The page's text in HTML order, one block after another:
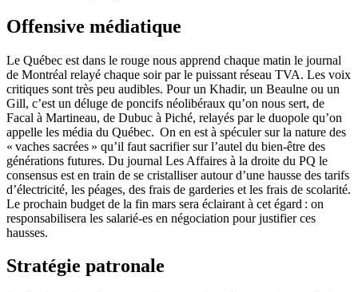
Offensive médiatique
Le Québec est dans le rouge nous apprend chaque matin le journal
de Montréal relayé chaque soir par le puissant réseau TVA. Les voix
critiques sont très peu audibles. Pour un Khadir, un Beaulne ou un
Gill, c’est un déluge de poncifs néolibéraux qu’on nous sert, de
Facal à Martineau, de Dubuc à Piché, relayés par le duopole qu’on
appelle les média du Québec. On en est à spéculer sur la nature des
« vaches sacrées » qu’il faut sacrifier sur l’autel du bien-être des
générations futures. Du journal Les Affaires à la droite du PQ le
consensus est en train de se cristalliser autour d’une hausse des tarifs
d’électricité, les péages, des frais de garderies et les frais de scolarité.
Le prochain budget de la fin mars sera éclairant à cet égard : on
responsabilisera les salarié-es en négociation pour justifier ces
hausses.
Stratégie patronale